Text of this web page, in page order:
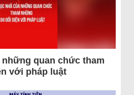
quan chức tham
với pháp luật